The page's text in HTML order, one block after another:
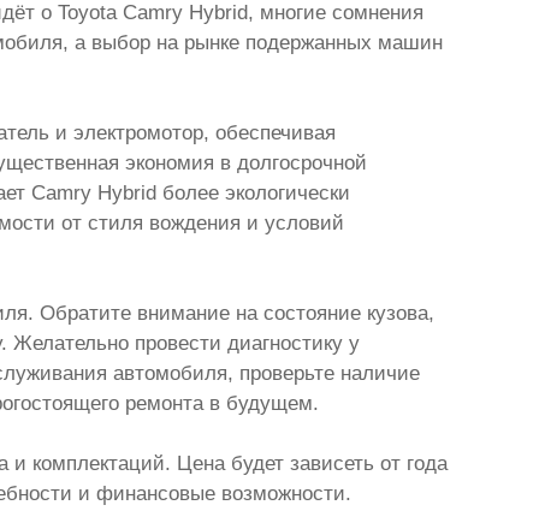
о Toyota Camry Hybrid, многие сомнения
а выбор на рынке подержанных машин
и электромотор, обеспечивая
экономия в долгосрочной
Camry Hybrid более экологически
от стиля вождения и условий
Обратите внимание на состояние кузова,
провести диагностику у
автомобиля, проверьте наличие
ремонта в будущем.
комплектаций. Цена будет зависеть от года
и финансовые возможности.